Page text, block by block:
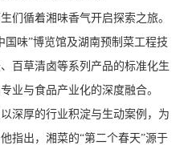
们循着湘味香气开启探索之旅。
国味”博览馆及湖南预制菜工程技
百草清卤等系列产品的标准化生
业与食品产业化的深度融合。
深厚的行业积淀与生动案例，为
指出，湘菜的“第二个春天”源于